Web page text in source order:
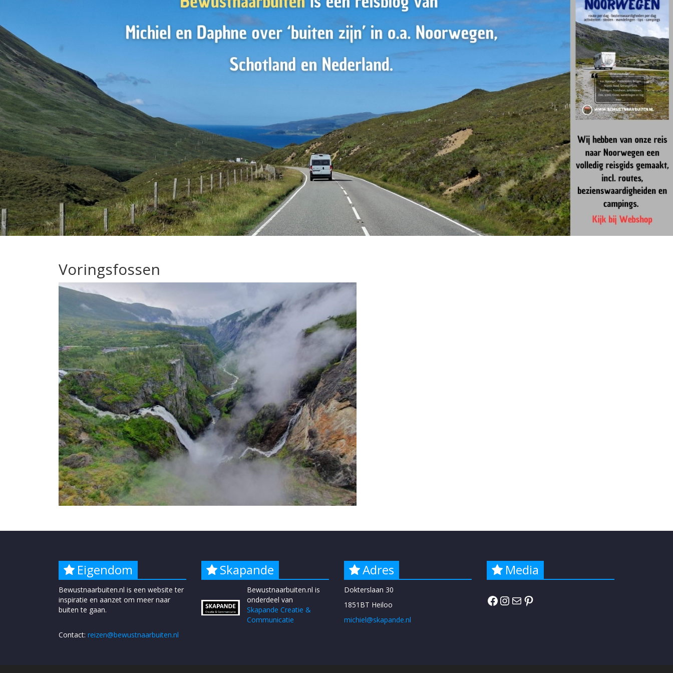
Voringsfossen
Eigendom
Bewustnaarbuiten.nl is een website ter
inspiratie en aanzet om meer naar
buiten te gaan.
Contact: reizen@bewustnaarbuiten.nl
Skapande
Bewustnaarbuiten.nl is
onderdeel van
Skapande Creatie &
Communicatie
Adres
Dokterslaan 30
1851BT Heiloo
michiel@skapande.nl
Media
Facebook
Instagram
E-mailPinterest